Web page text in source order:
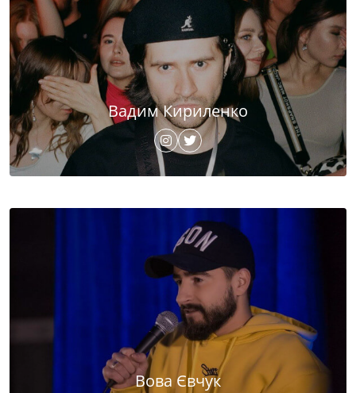
Вадим Кириленко
Вова Євчук